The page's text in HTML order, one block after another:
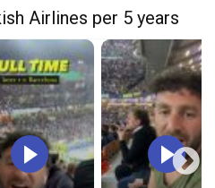
Airlines per 5 years